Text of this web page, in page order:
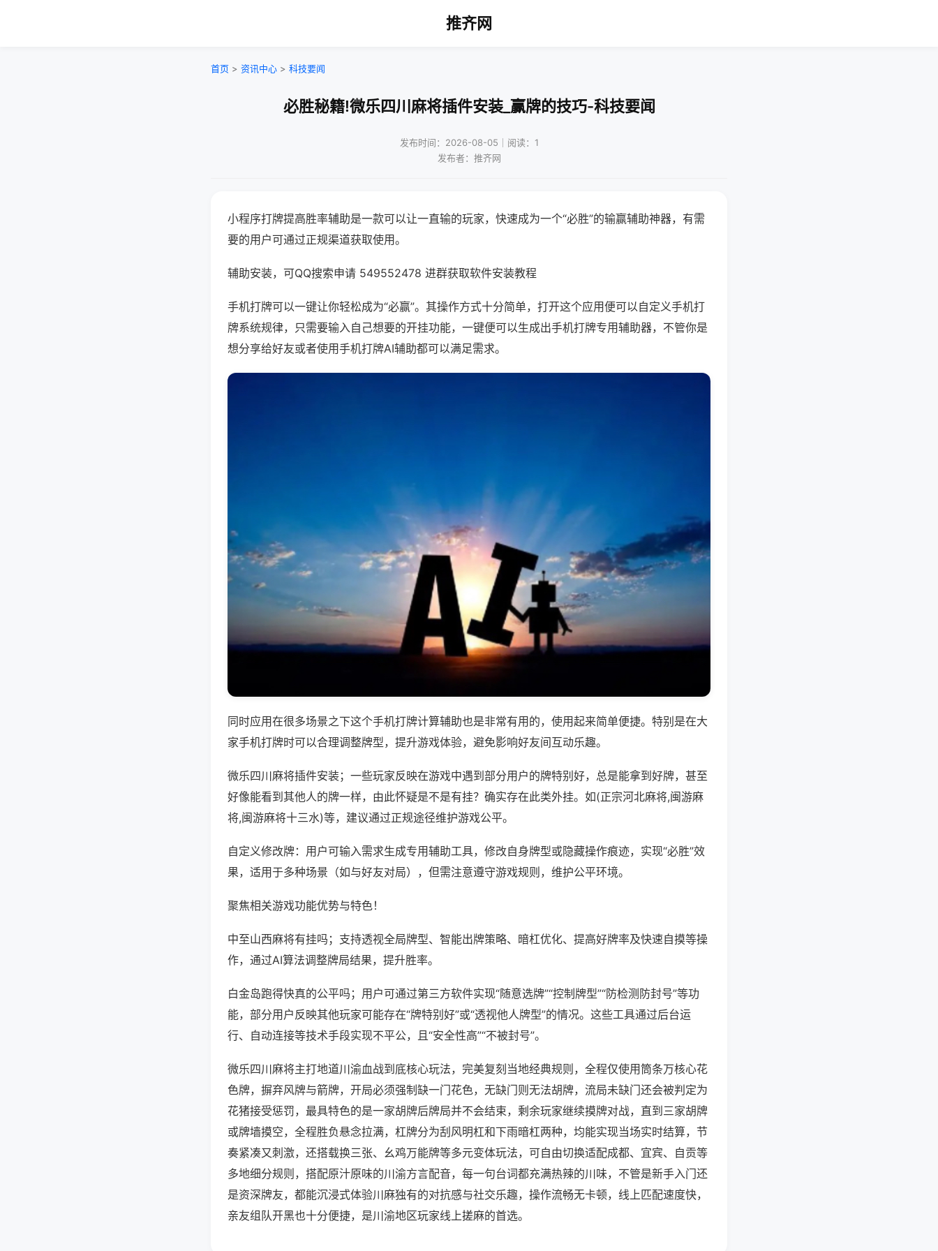
推齐网
首页 > 资讯中心 > 科技要闻
必胜秘籍!微乐四川麻将插件安装_赢牌的技巧-科技要闻
发布时间：2026-08-05｜阅读：1
发布者：推齐网
小程序打牌提高胜率辅助是一款可以让一直输的玩家，快速成为一个“必胜”的输赢辅助神器，有需
要的用户可通过正规渠道获取使用。
辅助安装，可QQ搜索申请 549552478 进群获取软件安装教程
手机打牌可以一键让你轻松成为“必赢”。其操作方式十分简单，打开这个应用便可以自定义手机打
牌系统规律，只需要输入自己想要的开挂功能，一键便可以生成出手机打牌专用辅助器，不管你是
想分享给好友或者使用手机打牌AI辅助都可以满足需求。
同时应用在很多场景之下这个手机打牌计算辅助也是非常有用的，使用起来简单便捷。特别是在大
家手机打牌时可以合理调整牌型，提升游戏体验，避免影响好友间互动乐趣。
微乐四川麻将插件安装；一些玩家反映在游戏中遇到部分用户的牌特别好，总是能拿到好牌，甚至
好像能看到其他人的牌一样，由此怀疑是不是有挂？确实存在此类外挂。如(正宗河北麻将,闽游麻
将,闽游麻将十三水)等，建议通过正规途径维护游戏公平。
自定义修改牌：用户可输入需求生成专用辅助工具，修改自身牌型或隐藏操作痕迹，实现“必胜”效
果，适用于多种场景（如与好友对局），但需注意遵守游戏规则，维护公平环境。
聚焦相关游戏功能优势与特色！
中至山西麻将有挂吗；支持透视全局牌型、智能出牌策略、暗杠优化、提高好牌率及快速自摸等操
作，通过AI算法调整牌局结果，提升胜率。
白金岛跑得快真的公平吗；用户可通过第三方软件实现“随意选牌”“控制牌型”“防检测防封号”等功
能，部分用户反映其他玩家可能存在“牌特别好”或“透视他人牌型”的情况。这些工具通过后台运
行、自动连接等技术手段实现不平公，且“安全性高”“不被封号”。
微乐四川麻将主打地道川渝血战到底核心玩法，完美复刻当地经典规则，全程仅使用筒条万核心花
色牌，摒弃风牌与箭牌，开局必须强制缺一门花色，无缺门则无法胡牌，流局未缺门还会被判定为
花猪接受惩罚，最具特色的是一家胡牌后牌局并不会结束，剩余玩家继续摸牌对战，直到三家胡牌
或牌墙摸空，全程胜负悬念拉满，杠牌分为刮风明杠和下雨暗杠两种，均能实现当场实时结算，节
奏紧凑又刺激，还搭载换三张、幺鸡万能牌等多元变体玩法，可自由切换适配成都、宜宾、自贡等
多地细分规则，搭配原汁原味的川渝方言配音，每一句台词都充满热辣的川味，不管是新手入门还
是资深牌友，都能沉浸式体验川麻独有的对抗感与社交乐趣，操作流畅无卡顿，线上匹配速度快，
亲友组队开黑也十分便捷，是川渝地区玩家线上搓麻的首选。